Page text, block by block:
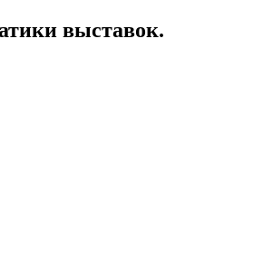
выставок.